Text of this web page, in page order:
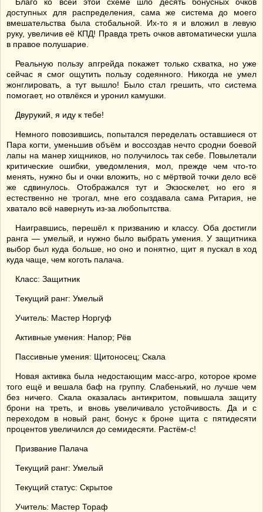
доступных для распределения, сама же система до моего
вмешательства была стобальной. Их-то я и вложил в левую
руку, увеличив её КПД! Правда треть очков автоматически ушла
в правое полушарие.
Реальную пользу апгрейда покажет только схватка, но уже
сейчас я смог ощутить пользу содеянного. Никогда не умел
жонглировать, а тут вышло! Было стал грешить, что система
помогает, но отвлёкся и уронил камушки.
Двурукий, я иду к тебе!
Немного повозившись, попытался переделать оставшиеся от
Пара когти, уменьшив объём и воссоздав нечто сродни боевой
лапы на манер хищников, но получилось так себе. Повылетали
критические ошибки, уведомления, мол, прежде чем что-то
менять, нужно бы и очки вложить, но с мёртвой точки дело всё
же сдвинулось. Отображался тут и Экзоскелет, но его я
естественно не трогал, мне его создавала сама Ритария, не
хватало всё навернуть из-за любопытства.
Наигравшись, перешёл к призванию и классу. Оба достигли
ранга — умелый, и нужно было выбрать умения. У защитника
выбор был куда больше, но оно и понятно, щит я пускал в ход
куда чаще, чем коготь палача.
Класс: Защитник
Текущий ранг: Умелый
Учитель: Мастер Норгуф
Активные умения: Напор; Рёв
Пассивные умения: Щитоносец; Скала
Новая активка была недостающим масс-агро, которое кроме
того ещё и вешала баф на группу. Слабенький, но лучше чем
без ничего. Скала оказалась антикритом, повышала защиту
брони на треть, и вновь увеличивало устойчивость. Да и с
переходом в новый ранг, бонус к броне щита с пятидесяти
процентов увеличился до семидесяти. Растём-с!
Призвание Палача
Текущий ранг: Умелый
Текущий статус: Скрытое
Учитель: Мастер Тораф